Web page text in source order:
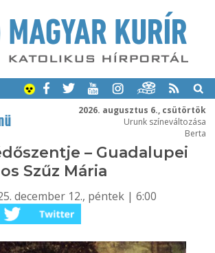
2026. augusztus 6., csütörtök
Urunk színeváltozása
Berta
– Guadalupei
Szűz Mária
december 12., péntek | 6:00